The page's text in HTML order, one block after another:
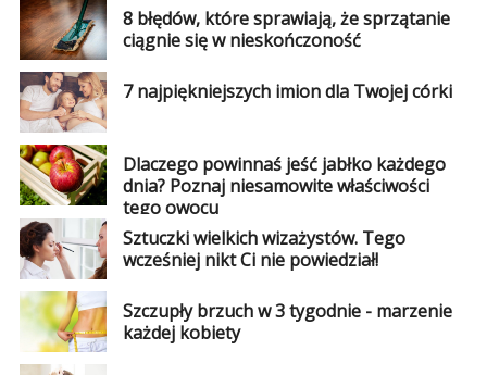
8 błędów, które sprawiają, że sprzątanie
ciągnie się w nieskończoność
7 najpiękniejszych imion dla Twojej córki
Dlaczego powinnaś jeść jabłko każdego
dnia? Poznaj niesamowite właściwości
tego owocu
Sztuczki wielkich wizażystów. Tego
wcześniej nikt Ci nie powiedział!
Szczupły brzuch w 3 tygodnie - marzenie
każdej kobiety